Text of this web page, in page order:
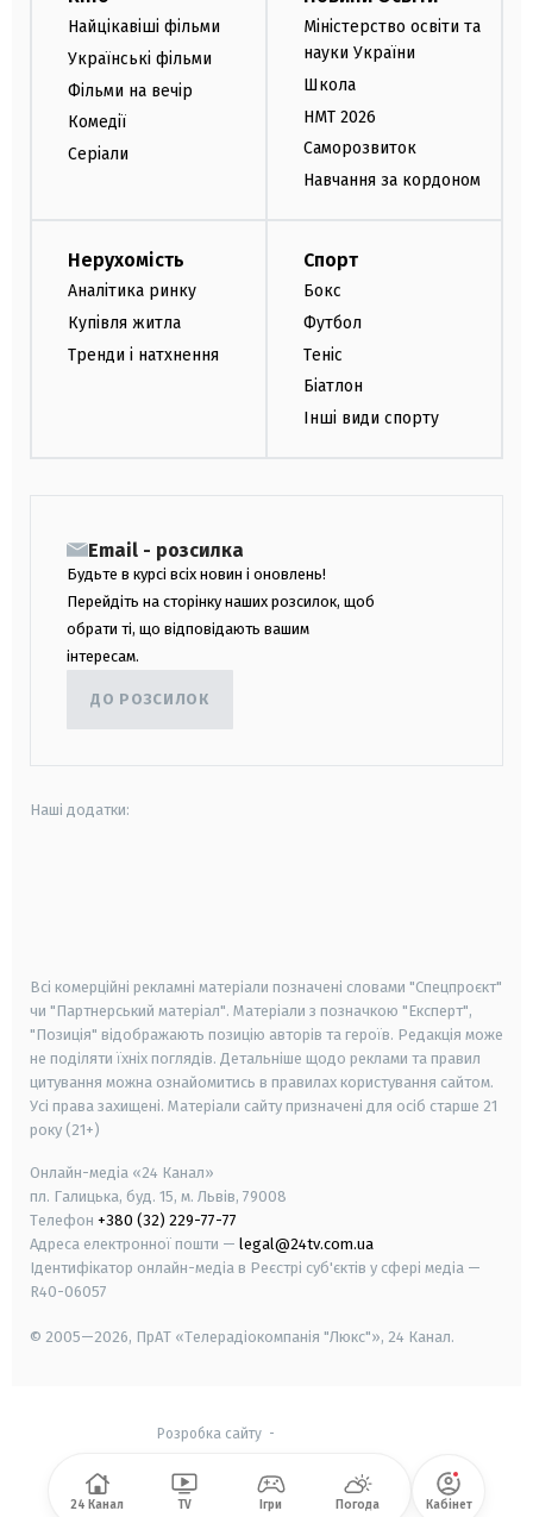
Найцікавіші фільми
Українські фільми
Фільми на вечір
Комедії
Серіали
Міністерство освіти та
науки України
Школа
НМТ 2026
Саморозвиток
Навчання за кордоном
Нерухомість
Аналітика ринку
Купівля житла
Тренди і натхнення
Спорт
Бокс
Футбол
Теніс
Біатлон
Інші види спорту
Email - розсилка
Будьте в курсі всіх новин і оновлень!
Перейдіть на сторінку наших розсилок, щоб
обрати ті, що відповідають вашим
інтересам.
ДО РОЗСИЛОК
Наші додатки:
Всі комерційні рекламні матеріали позначені словами "Спецпроєкт"
чи "Партнерський матеріал". Матеріали з позначкою "Експерт",
"Позиція" відображають позицію авторів та героїв. Редакція може
не поділяти їхніх поглядів. Детальніше щодо реклами та правил
цитування можна ознайомитись в правилах користування сайтом.
Усі права захищені. Матеріали сайту призначені для осіб старше 21
року (21+)
Онлайн-медіа «24 Канал»
пл. Галицька, буд. 15, м. Львів, 79008
Телефон +380 (32) 229-77-77
Адреса електронної пошти — legal@24tv.com.ua
Ідентифікатор онлайн-медіа в Реєстрі суб'єктів у сфері медіа —
R40-06057
© 2005—2026, ПрАТ «Телерадіокомпанія "Люкс"», 24 Канал.
Розробка сайту-
24 Канал TV Ігри Погода Кабінет